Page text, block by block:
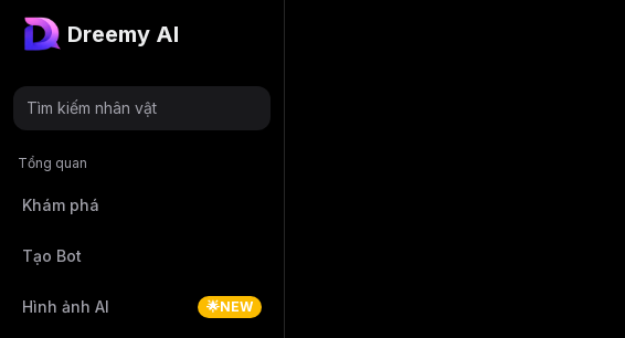
Dreemy AI
Tìm kiếm nhân vật
Tổng quan
Khám phá
Tạo Bot
Hình ảnh AI 🌟NEW